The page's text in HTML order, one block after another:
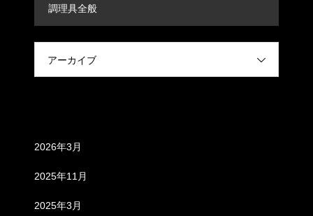
調理具全般
アーカイブ
2026年3月
2025年11月
2025年3月